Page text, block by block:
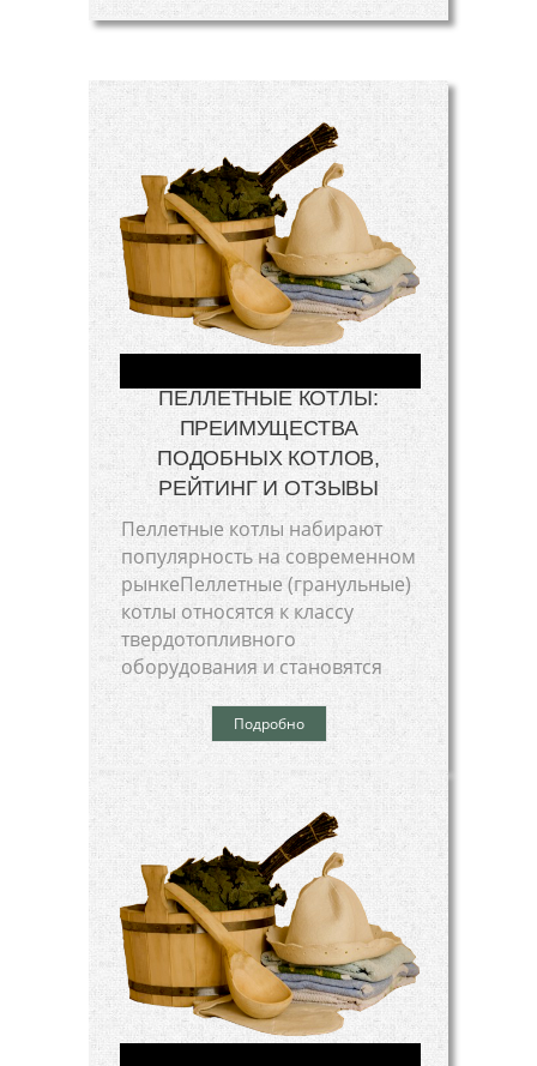
ПЕЛЛЕТНЫЕ КОТЛЫ:
ПРЕИМУЩЕСТВА
ПОДОБНЫХ КОТЛОВ,
РЕЙТИНГ И ОТЗЫВЫ
Пеллетные котлы набирают
популярность на современном
рынкеПеллетные (гранульные)
котлы относятся к классу
твердотопливного
оборудования и становятся
Подробно